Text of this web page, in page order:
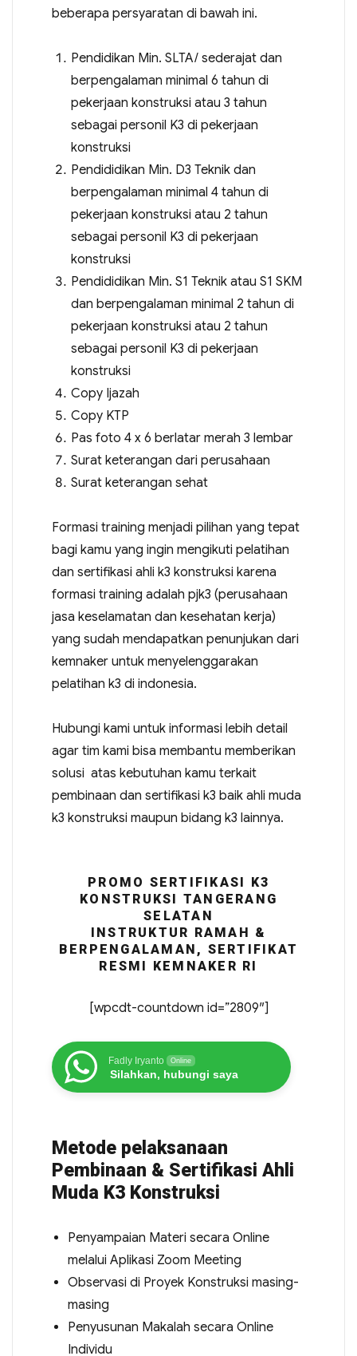
beberapa persyaratan di bawah ini.
Pendidikan Min. SLTA/ sederajat dan
berpengalaman minimal 6 tahun di
pekerjaan konstruksi atau 3 tahun
sebagai personil K3 di pekerjaan
konstruksi
Pendididikan Min. D3 Teknik dan
berpengalaman minimal 4 tahun di
pekerjaan konstruksi atau 2 tahun
sebagai personil K3 di pekerjaan
konstruksi
Pendididikan Min. S1 Teknik atau S1 SKM
dan berpengalaman minimal 2 tahun di
pekerjaan konstruksi atau 2 tahun
sebagai personil K3 di pekerjaan
konstruksi
Copy Ijazah
Copy KTP
Pas foto 4 x 6 berlatar merah 3 lembar
Surat keterangan dari perusahaan
Surat keterangan sehat
Formasi training menjadi pilihan yang tepat
bagi kamu yang ingin mengikuti pelatihan
dan sertifikasi ahli k3 konstruksi karena
formasi training adalah pjk3 (perusahaan
jasa keselamatan dan kesehatan kerja)
yang sudah mendapatkan penunjukan dari
kemnaker untuk menyelenggarakan
pelatihan k3 di indonesia.
Hubungi kami untuk informasi lebih detail
agar tim kami bisa membantu memberikan
solusi atas kebutuhan kamu terkait
pembinaan dan sertifikasi k3 baik ahli muda
k3 konstruksi maupun bidang k3 lainnya.
PROMO SERTIFIKASI K3
KONSTRUKSI TANGERANG
SELATAN
INSTRUKTUR RAMAH &
BERPENGALAMAN, SERTIFIKAT
RESMI KEMNAKER RI
[wpcdt-countdown id=”2809″]
Fadly Iryanto Online
Silahkan, hubungi saya
Metode pelaksanaan
Pembinaan & Sertifikasi Ahli
Muda K3 Konstruksi
Penyampaian Materi secara Online
melalui Aplikasi Zoom Meeting
Observasi di Proyek Konstruksi masing-
masing
Penyusunan Makalah secara Online
Individu